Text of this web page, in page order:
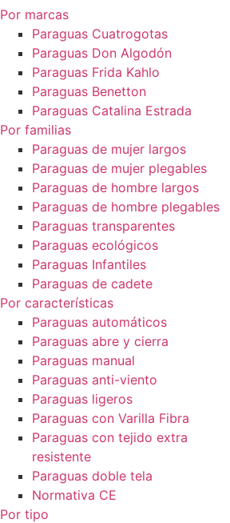
Por marcas
Paraguas Cuatrogotas
Paraguas Don Algodón
Paraguas Frida Kahlo
Paraguas Benetton
Paraguas Catalina Estrada
Por familias
Paraguas de mujer largos
Paraguas de mujer plegables
Paraguas de hombre largos
Paraguas de hombre plegables
Paraguas transparentes
Paraguas ecológicos
Paraguas Infantiles
Paraguas de cadete
Por características
Paraguas automáticos
Paraguas abre y cierra
Paraguas manual
Paraguas anti-viento
Paraguas ligeros
Paraguas con Varilla Fibra
Paraguas con tejido extra
resistente
Paraguas doble tela
Normativa CE
Por tipo